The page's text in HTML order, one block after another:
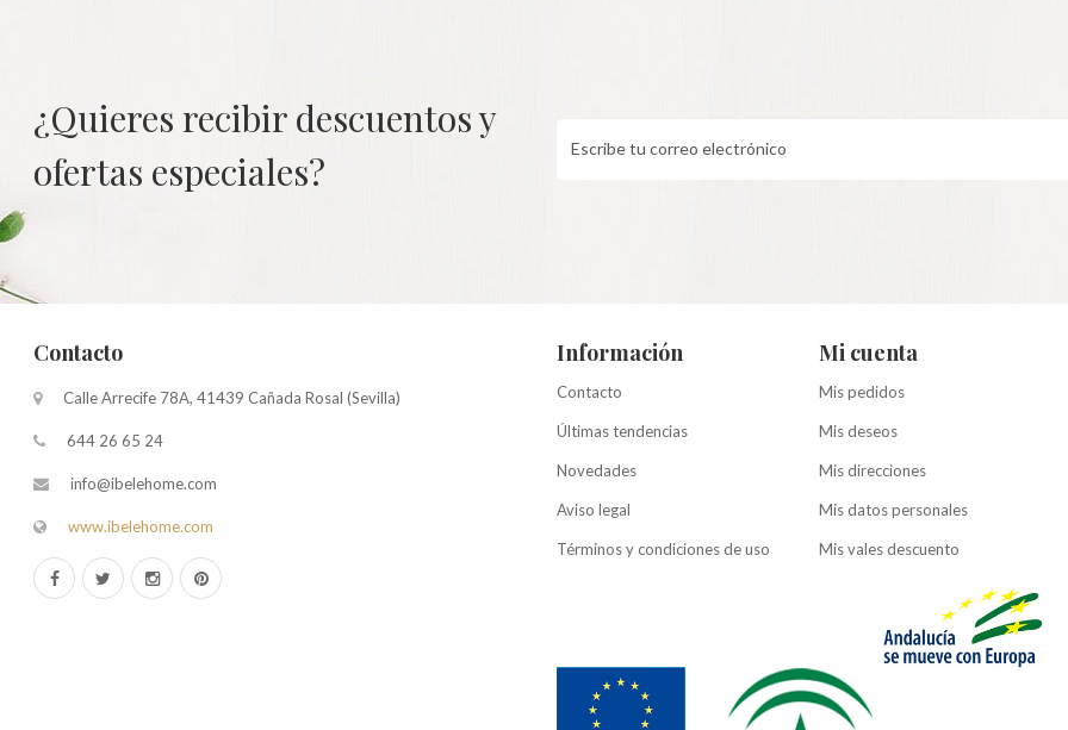
¿Quieres recibir descuentos y
ofertas especiales?
Contacto
Calle Arrecife 78A, 41439 Cañada Rosal (Sevilla)
644 26 65 24
info@ibelehome.com
www.ibelehome.com
Información
Contacto
Últimas tendencias
Novedades
Aviso legal
Términos y condiciones de uso
Mi cuenta
Mis pedidos
Mis deseos
Mis direcciones
Mis datos personales
Mis vales descuento